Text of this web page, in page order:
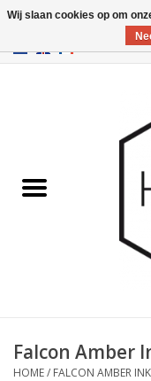
GBP/
Gadgets
Falcon Amber
HOME/ FALCON AMBER INK
Wij slaan cookies op om